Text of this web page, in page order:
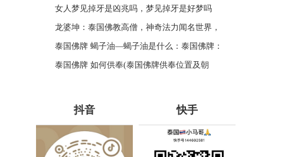
绍。
女人梦见掉牙是凶兆吗，梦见掉牙是好梦吗
龙婆坤：泰国佛教高僧，神奇法力闻名世界，
受众敬仰的灵性导师
泰国佛牌 蝎子油—蝎子油是什么：泰国佛牌：
蝎子油的神奇力量
泰国佛牌 如何供奉(泰国佛牌供奉位置及朝
抖音 快手